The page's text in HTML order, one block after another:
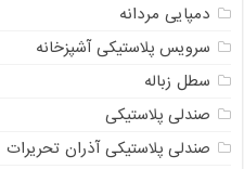
دمپایی مردانه
سرویس پلاستیکی آشپزخانه
سطل زباله
صندلی پلاستیکی
صندلی پلاستیکی آذران تحریرات